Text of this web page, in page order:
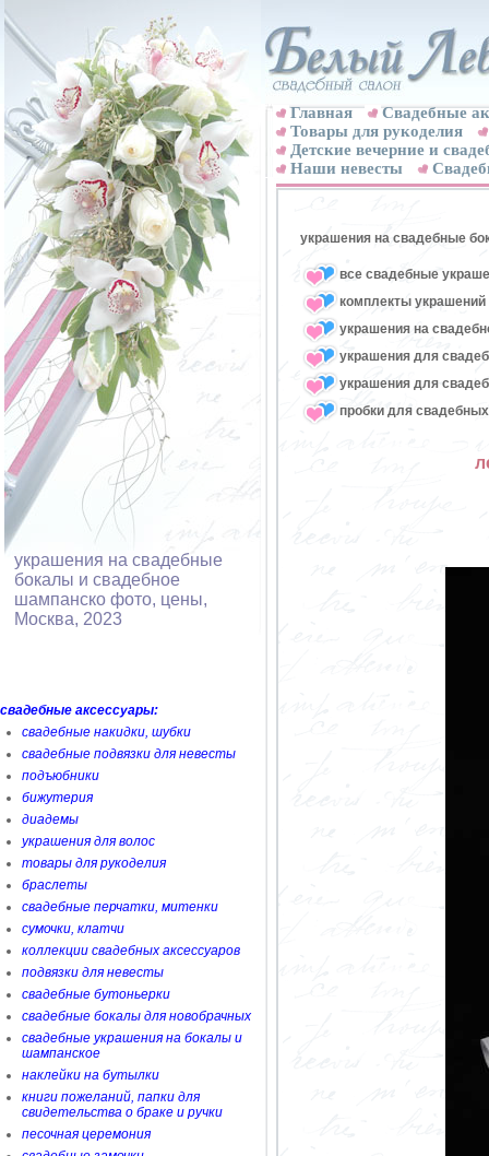
украшения на свадебные
бокалы и свадебное
шампанско фото, цены,
Москва, 2023
свадебные аксессуары:
свадебные накидки, шубки
свадебные подвязки для невесты
подъюбники
бижутерия
диадемы
украшения для волос
товары для рукоделия
браслеты
свадебные перчатки, митенки
сумочки, клатчи
коллекции свадебных аксессуаров
подвязки для невесты
свадебные бутоньерки
свадебные бокалы для новобрачных
свадебные украшения на бокалы и
шампанское
наклейки на бутылки
книги пожеланий, папки для
свидетельства о браке и ручки
песочная церемония
Главная
Свадебные
Товары для рукоделия
Детские вечерние и
Наши невесты
украшения на свадебные
все свадебные
комплекты
украшения на
украшения для
украшения для
пробки для